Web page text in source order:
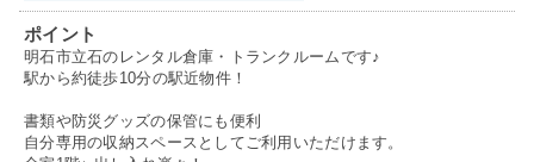
ポイント
明石市立石のレンタル倉庫・トランクルームです♪
駅から約徒歩10分の駅近物件！
書類や防災グッズの保管にも便利
自分専用の収納スペースとしてご利用いただけます。